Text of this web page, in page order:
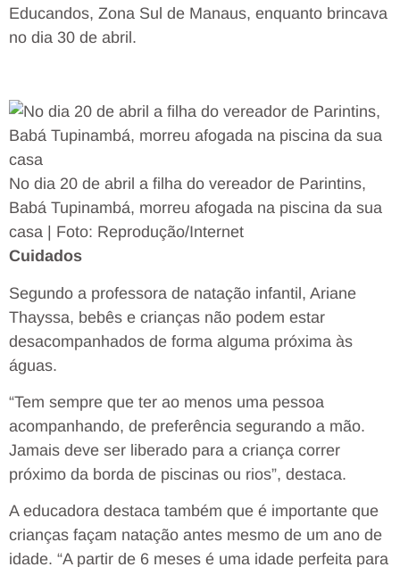
Educandos, Zona Sul de Manaus, enquanto brincava
no dia 30 de abril.
No dia 20 de abril a filha do vereador de Parintins,
Babá Tupinambá, morreu afogada na piscina da sua
casa | Foto: Reprodução/Internet
Cuidados
Segundo a professora de natação infantil, Ariane
Thayssa, bebês e crianças não podem estar
desacompanhados de forma alguma próxima às
águas.
“Tem sempre que ter ao menos uma pessoa
acompanhando, de preferência segurando a mão.
Jamais deve ser liberado para a criança correr
próximo da borda de piscinas ou rios”, destaca.
A educadora destaca também que é importante que
crianças façam natação antes mesmo de um ano de
idade. “A partir de 6 meses é uma idade perfeita para